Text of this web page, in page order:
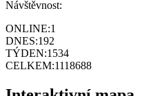
Návštěvnost:
ONLINE:1
DNES:192
TÝDEN:1534
CELKEM:1118688